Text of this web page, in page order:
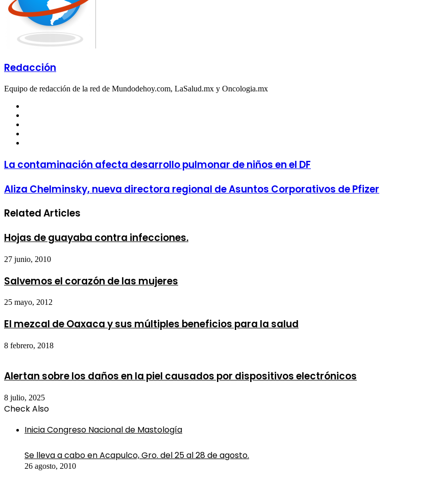
Redacción
Equipo de redacción de la red de Mundodehoy.com, LaSalud.mx y Oncologia.mx
La contaminación afecta desarrollo pulmonar de niños en el DF
Aliza Chelminsky, nueva directora regional de Asuntos Corporativos de Pfizer
Related Articles
Hojas de guayaba contra infecciones.
27 junio, 2010
Salvemos el corazón de las mujeres
25 mayo, 2012
El mezcal de Oaxaca y sus múltiples beneficios para la salud
8 febrero, 2018
Alertan sobre los daños en la piel causados por dispositivos electrónicos
8 julio, 2025
Check Also
Inicia Congreso Nacional de Mastología
Se lleva a cabo en Acapulco, Gro. del 25 al 28 de agosto.
26 agosto, 2010